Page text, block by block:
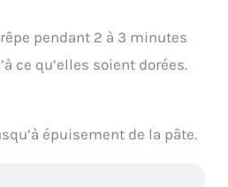
pendant 2 à 3 minutes
ce qu’elles soient dorées.
épuisement de la pâte.